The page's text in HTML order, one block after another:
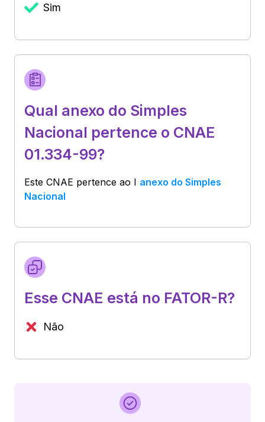
Sim
Qual anexo do Simples
Nacional pertence o CNAE
01.334-99?
Este CNAE pertence ao I anexo do Simples
Nacional
Esse CNAE está no FATOR-R?
Não